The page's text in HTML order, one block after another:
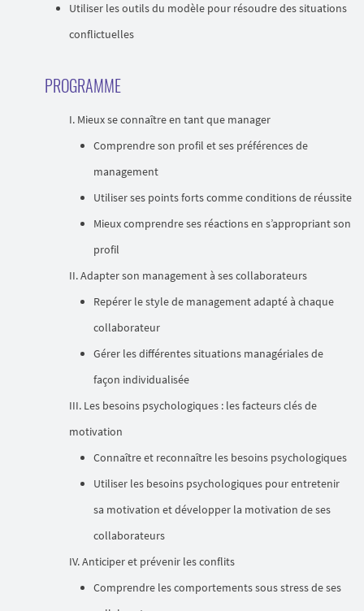
Utiliser les outils du modèle pour résoudre des situations
conflictuelles
PROGRAMME
Mieux se connaître en tant que manager
Comprendre son profil et ses préférences de
management
Utiliser ses points forts comme conditions de réussite
Mieux comprendre ses réactions en s’appropriant son
profil
Adapter son management à ses collaborateurs
Repérer le style de management adapté à chaque
collaborateur
Gérer les différentes situations managériales de
façon individualisée
Les besoins psychologiques : les facteurs clés de
motivation
Connaître et reconnaître les besoins psychologiques
Utiliser les besoins psychologiques pour entretenir
sa motivation et développer la motivation de ses
collaborateurs
Anticiper et prévenir les conflits
Comprendre les comportements sous stress de ses